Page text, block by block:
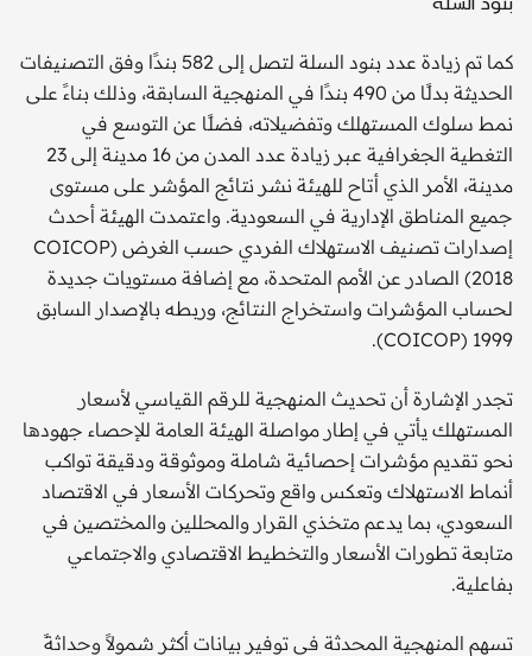
كما تم زيادة عدد بنود السلة لتصل إلى 582 بندًا وفق التصنيفات
الحديثة بدلًا من 490 بندًا في المنهجية السابقة، وذلك بناءً على
نمط سلوك المستهلك وتفضيلاته، فضلًا عن التوسع في
التغطية الجغرافية عبر زيادة عدد المدن من 16 مدينة إلى 23
مدينة، الأمر الذي أتاح للهيئة نشر نتائج المؤشر على مستوى
جميع المناطق الإدارية في السعودية. واعتمدت الهيئة أحدث
إصدارات تصنيف الاستهلاك الفردي حسب الغرض (COICOP
2018) الصادر عن الأمم المتحدة، مع إضافة مستويات جديدة
لحساب المؤشرات واستخراج النتائج، وربطه بالإصدار السابق
COICOP) 1999).
تجدر الإشارة أن تحديث المنهجية للرقم القياسي لأسعار
المستهلك يأتي في إطار مواصلة الهيئة العامة للإحصاء جهودها
نحو تقديم مؤشرات إحصائية شاملة وموثوقة ودقيقة تواكب
أنماط الاستهلاك وتعكس واقع وتحركات الأسعار في الاقتصاد
السعودي، بما يدعم متخذي القرار والمحللين والمختصين في
متابعة تطورات الأسعار والتخطيط الاقتصادي والاجتماعي
بفاعلية.
تسهم المنهجية المحدثة في توفير بيانات أكثر شمولاً وحداثةً